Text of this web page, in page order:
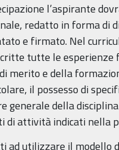
l’aspirante
redatto in forma di
e firmato. Nel
tutte le
merito e della
il possesso di
generale della
attività indicati nella
ad utilizzare il modello